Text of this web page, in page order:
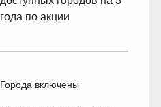
года по акции
Города включены